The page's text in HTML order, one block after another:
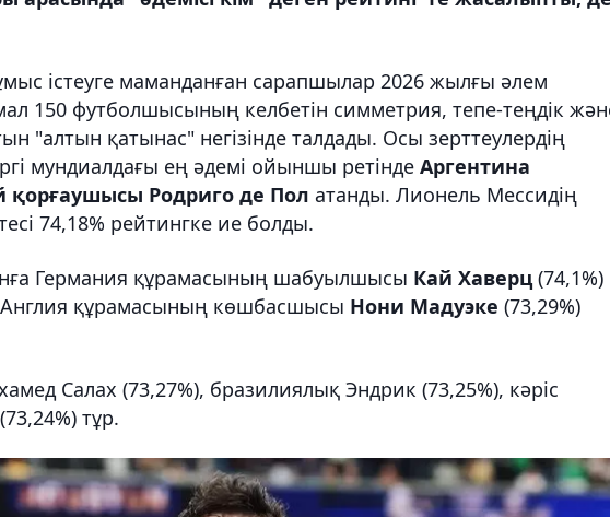
істеуге маманданған сарапшылар 2026 жылғы әлем
150 футболшысының келбетін симметрия, тепе-теңдік
"алтын қатынас" негізінде талдады. Осы зерттеулердің
мундиалдағы ең әдемі ойыншы ретінде Аргентина
Родриго де Пол атанды. Лионель Мессидің
74,18% рейтингке ие болды.
Германия құрамасының шабуылшысы Кай Хаверц(74,1%)
Англия құрамасының көшбасшысы Нони Мадуэке (73,29%)
Салах (73,27%), бразилиялық Эндрик (73,25%), кәріс
тұр.